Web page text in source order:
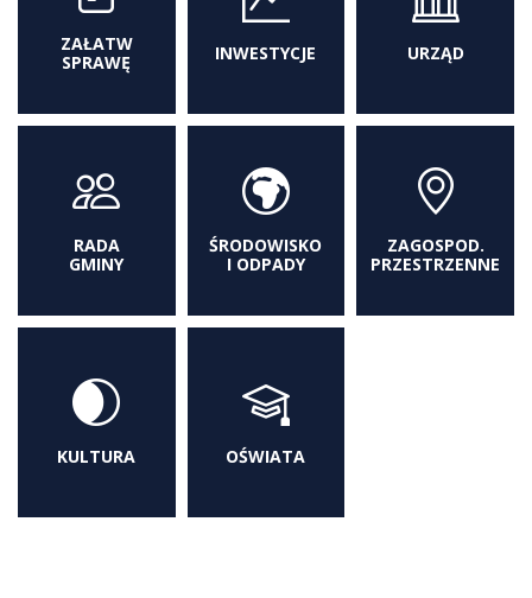
ZAŁATW
SPRAWĘ
INWESTYCJE URZĄD
RADA
GMINY
ŚRODOWISKO
I ODPADY
ZAGOSPOD.
PRZESTRZENNE
KULTURA OŚWIATA